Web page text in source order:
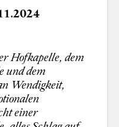
Hofkapelle, dem
und dem
Wendigkeit,
einer